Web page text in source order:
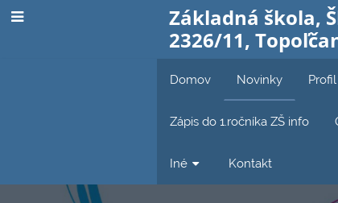
Základná škola,
2326/11,
Domov Novinky
Zápis do 1.ročníka ZŠ info
Iné Kontakt